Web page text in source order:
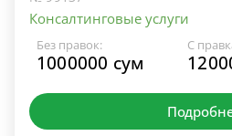
Консалтинговые услуги
Без правок:
1000000 сум
С